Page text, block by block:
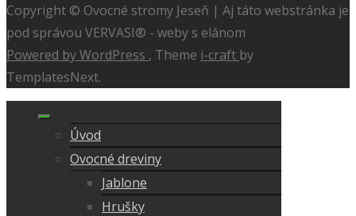
Copyright © Ovocné stromy Jeseň | Aj táto webstránka je
pod správou VERVASI® - weby s elánom
Powered by WordPress , Theme i-craft by
TemplatesNext.
Úvod
Ovocné dreviny
Jablone
Hrušky